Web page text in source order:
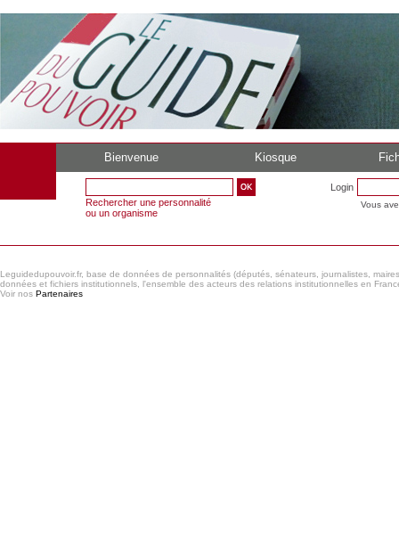
Bienvenue Kiosque
Rechercher une personnalité
ou un organisme
Login
Vous
Leguidedupouvoir.fr, base de données de personnalités (députés, sénateurs, journalistes,
données et fichiers institutionnels, l'ensemble des acteurs des relations institutionnelles en
Voir nos Partenaires